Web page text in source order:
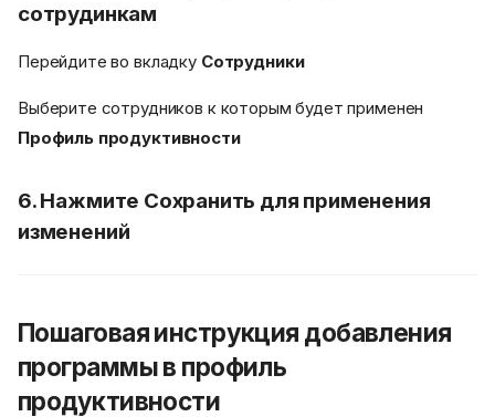
сотрудинкам
Перейдите во вкладку Сотрудники
Выберите сотрудников к которым будет применен
Профиль продуктивности
6. Нажмите Сохранить для применения
изменений
Пошаговая инструкция добавления
программы в профиль
продуктивности